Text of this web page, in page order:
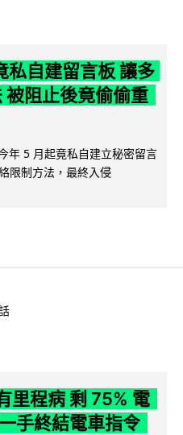
私自建留言板 讓多
被阻止後竟偷偷重
年 5 月起竟私自建立秘密留言
限制方法，最終入侵
里程病 剩 75% 電
手終結電車指令